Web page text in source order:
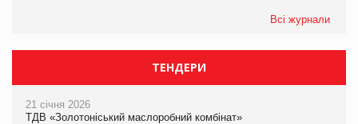
Всі журнали
ТЕНДЕРИ
21 січня 2026
ТДВ «Золотоніський маслоробний комбінат»